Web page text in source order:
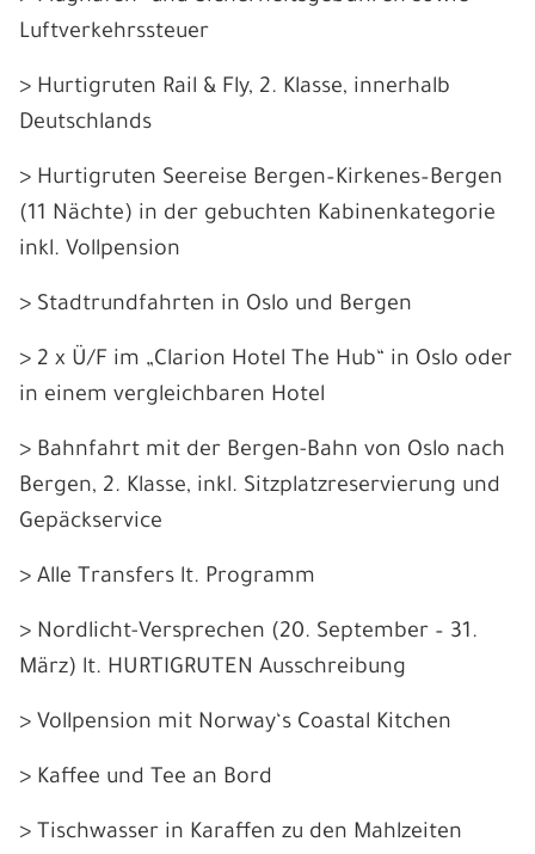
Luftverkehrssteuer
> Hurtigruten Rail & Fly, 2. Klasse, innerhalb
Deutschlands
> Hurtigruten Seereise Bergen–Kirkenes–Bergen
(11 Nächte) in der gebuchten Kabinenkategorie
inkl. Vollpension
> Stadtrundfahrten in Oslo und Bergen
> 2 x Ü/F im „Clarion Hotel The Hub“ in Oslo oder
in einem vergleichbaren Hotel
> Bahnfahrt mit der Bergen-Bahn von Oslo nach
Bergen, 2. Klasse, inkl. Sitzplatzreservierung und
Gepäckservice
> Alle Transfers lt. Programm
> Nordlicht-Versprechen (20. September – 31.
März) lt. HURTIGRUTEN Ausschreibung
> Vollpension mit Norway‘s Coastal Kitchen
> Kaffee und Tee an Bord
> Tischwasser in Karaffen zu den Mahlzeiten